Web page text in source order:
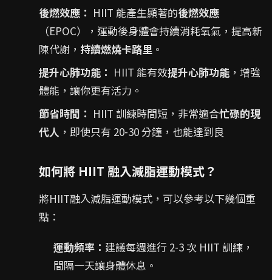
後燃效應： HIIT 能產生顯著的後燃效應
（EPOC），運動後身體會持續消耗氧氣，提高新
陳代謝， 持續燃燒卡路里 。
提升心肺功能： HIIT 能有效提升心肺功能 ，增強
體能，讓你更有活力。
節省時間： HIIT 訓練時間短，非常適合忙碌的現
代人 ，即使只有 20-30 分鐘，也能達到良
如何將 HIIT 融入減脂運動模式？
將HIIT融入減脂運動模式，可以參考以下幾個重
點：
運動頻率： 建議每週進行 2-3 次 HIIT 訓練，
間隔一天讓身體休息。